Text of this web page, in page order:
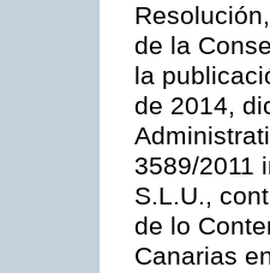
de la
la
de 2014,
3589/2011
S.L.U.,
de lo
Canarias